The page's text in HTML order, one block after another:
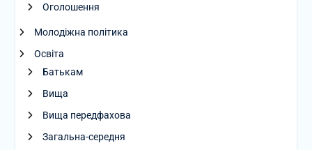
Оголошення
Молодіжна політика
Освіта
Батькам
Вища
Вища передфахова
Загальна-середня